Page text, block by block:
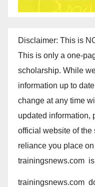
Disclaimer: This is
This is only a one-
scholarship. While
information up to
change at any time
updated information,
official website of the
reliance you place
trainingsnews.com
trainingsnews.com